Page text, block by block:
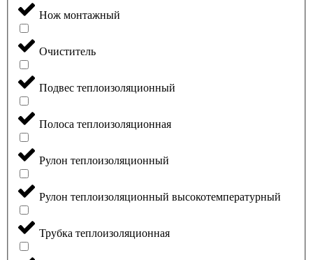
Нож монтажный
Очиститель
Подвес теплоизоляционный
Полоса теплоизоляционная
Рулон теплоизоляционный
Рулон теплоизоляционный высокотемпературный
Трубка теплоизоляционная